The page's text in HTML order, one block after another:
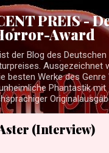
zum Hauptbereich
PREIS -
Award
der Blog des Deutschen
Ausgezeichnet
besten Werke des
Phantastik mit
(Interview)